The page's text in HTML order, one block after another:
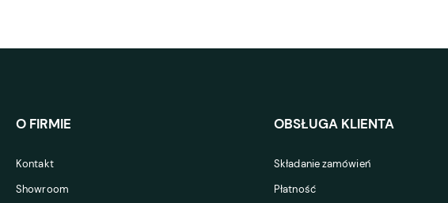
O FIRMIE
Kontakt
Showroom
OBSŁUGA KLIENTA
Składanie zamówień
Płatność